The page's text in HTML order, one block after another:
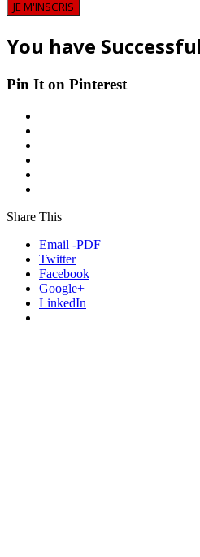
JE M'INSCRIS
You have
Pin It on Pinterest
Share This
Email -PDF
Twitter
Facebook
Google+
LinkedIn